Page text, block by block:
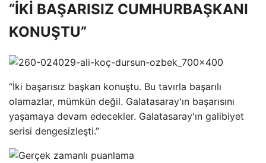
“İKİ BAŞARISIZ CUMHURBAŞKANI
KONUŞTU”
“İki başarısız başkan konuştu. Bu tavırla başarılı
olamazlar, mümkün değil. Galatasaray'ın başarısını
yaşamaya devam edecekler. Galatasaray'ın galibiyet
serisi dengesizleşti.”